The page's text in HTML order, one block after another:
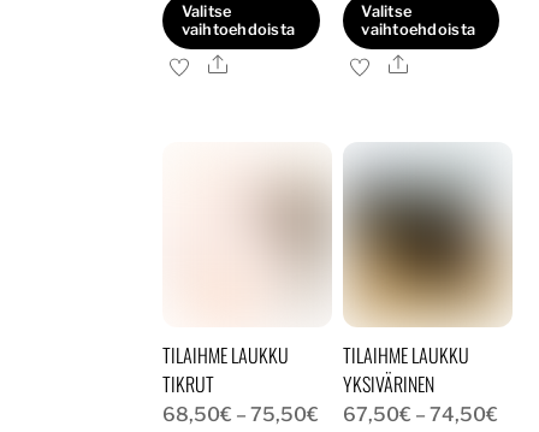
75,50€
Valitse
vaihtoehdoista
Tällä
tuotteen
sivulla.
Ale
Valitse
vaihtoehdoista
Tällä
useampi
muunnelma.
valinnat
tuotteen
sivulla.
Ale
TILAIHME LAUKKU
TIKRUT
68,50€ – 75,50€ Hintaluokka:
TILAIHME LAUKKU
YKSIVÄRINEN
67,50€ – 74,50€